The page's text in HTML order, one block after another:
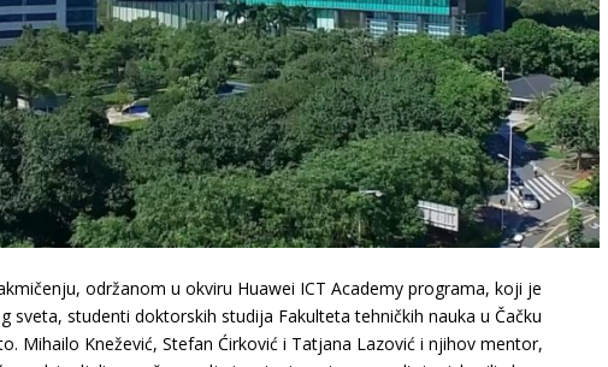
održanom u okviru Huawei ICT Academy programa, koji je
sveta, studenti doktorskih studija Fakulteta tehničkih nauka u Čačku
Mihailo Knežević, Stefan Ćirković i Tatjana Lazović i njihov mentor,